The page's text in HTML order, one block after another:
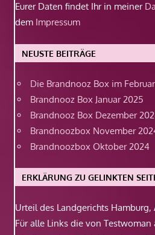
Eurer Daten findet Ihr in meiner
dem Impressum
NEUSTE BEITRÄGE
Die Brandnooz Box im
Brandnooz Box Januar 2025
Brandnooz Box Dezember
Brandnoozbox November
Brandnoozbox Oktober 2024
ERKLÄRUNG ZU GELINKTEN
Urteil des Landgerichts Hamburg,
Für alle Links die von